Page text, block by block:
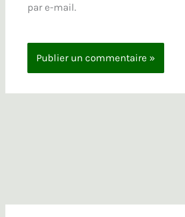
par e-mail.